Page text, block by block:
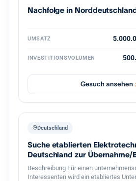
nächsten Wachstumsschritt
Vertraulichkeitsvereinbarung.
Nachfolge in
UMSATZ
INVESTITIONSVOLUMEN
Gesuch ansehen
Deutschland
Suche etablierten
Deutschland zur Übernahme/
Beschreibung Für einen
Interessenten wird ein etabliertes